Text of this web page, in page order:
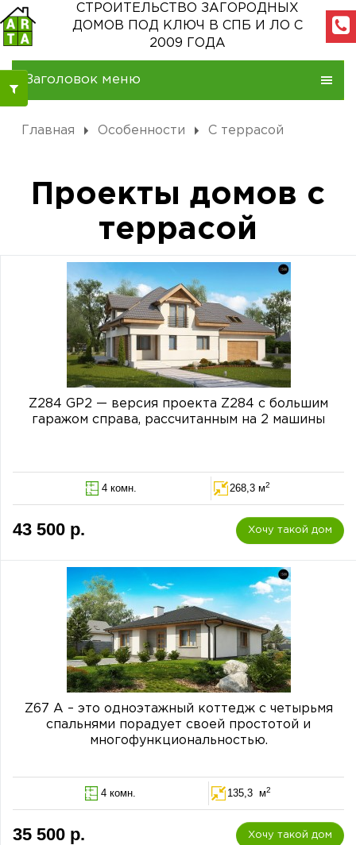
СТРОИТЕЛЬСТВО ЗАГОРОДНЫХ
ДОМОВ
ПОД КЛЮЧ В СПБ И ЛО С
2009 ГОДА
Заголовок меню
Главная Особенности С террасой
Проекты домов с
террасой
Z284 GP2 — версия проекта Z284 c большим
гаражом справа, рассчитанным на 2 машины
4 комн. 268,3 м2
43 500 р. Хочу такой дом
Z67 А – это одноэтажный коттедж с четырьмя
спальнями порадует своей простотой и
многофункциональностью.
4 комн. 135,3 м2
35 500 р. Хочу такой дом